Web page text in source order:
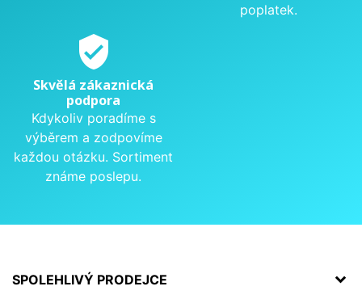
poplatek.
verified_user
Skvělá zákaznická
podpora
Kdykoliv poradíme s
výběrem a zodpovíme
každou otázku. Sortiment
známe poslepu.
SPOLEHLIVÝ PRODEJCE